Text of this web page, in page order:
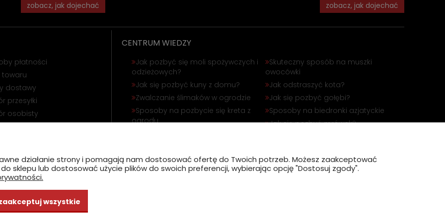
zobacz, jak dojechać zobacz, jak dojechać
płatności
towaru
dostawy
przesyłki
osobisty
CENTRUM WIEDZY
Jak pozbyć się moli spożywczych i
odzieżowych?
Jak się pozbyć kuny z domu?
Zwalczanie ślimaków w ogrodzie
Sposoby na pozbycie się kreta z
ogrodu
Skuteczny sposób na muszki
owocówki
Jak odstraszyć kota?
Jak się pozbyć gołębi?
Sposoby na biedronki azjatyckie
Jak się pozbyć mrówek?
działanie strony i pomagają nam dostosować ofertę do Twoich potrzeb. Możesz zaakceptować
sklepu lub dostosować użycie plików do swoich preferencji, wybierając opcję "Dostosuj zgody".
wszystkie